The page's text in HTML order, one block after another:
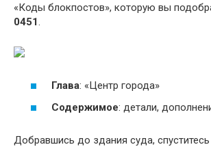
«Коды блокпостов», которую вы
0451
Глава: «Центр города»
Содержимое: детали,
Добравшись до здания суда,